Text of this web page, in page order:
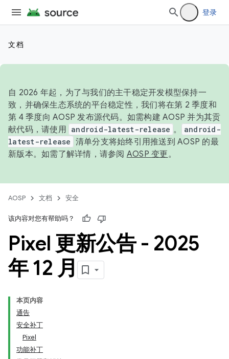
登录
文档
自 2026 年起，为了与我们的主干稳定开发模型保持一
致，并确保生态系统的平台稳定性，我们将在第 2 季度和
第 4 季度向 AOSP 发布源代码。如需构建 AOSP 并为其贡
献代码，请使用 android-latest-release 。
android-
latest-release 清单分支将始终引用推送到 AOSP 的最
新版本。如需了解详情，请参阅 AOSP 变更。
AOSP 文档 安全
该内容对您有帮助吗？
Pixel 更新公告 - 2025
年 12 月
本页内容
通告
安全补丁
Pixel
功能补丁